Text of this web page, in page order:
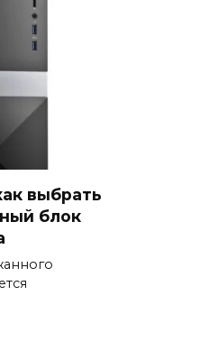
выбрать
блок